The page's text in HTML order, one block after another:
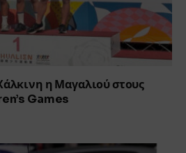
η Μαγαλιού στους
Games